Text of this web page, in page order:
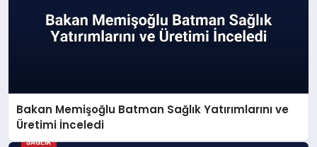
Bakan Memişoğlu Batman Sağlık Yatırımlarını ve
Üretimi İnceledi